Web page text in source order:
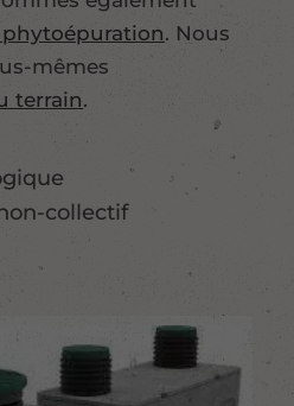
phytoépuration. Nous
mêmes
terrain.
collectif